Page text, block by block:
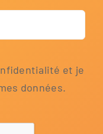
et je
données.